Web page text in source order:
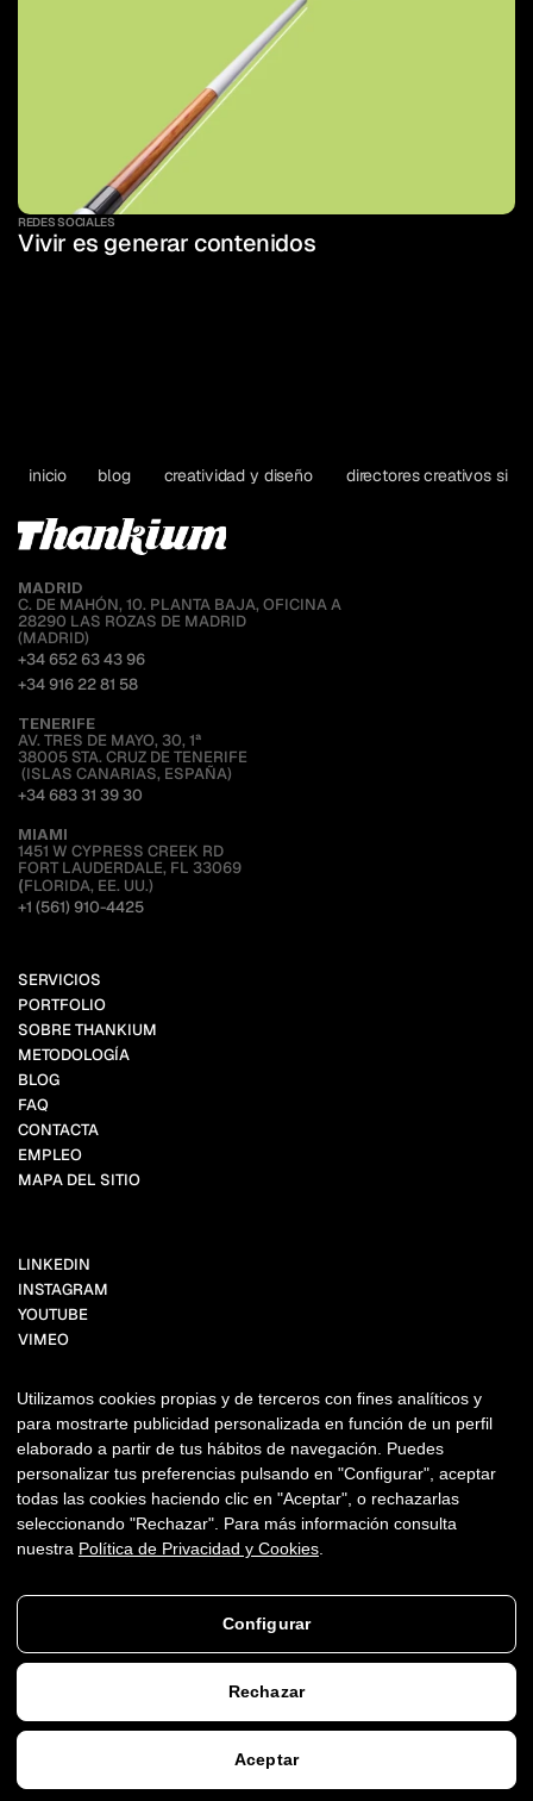
REDES SOCIALES
Vivir es generar contenidos
inicio blog creatividad y diseño directores creativos sin
AGENDAR VIDEOLLAMADA
MADRID
C. DE MAHÓN, 10. PLANTA BAJA, OFICINA A
28290 LAS ROZAS DE MADRID
(MADRID)
+34 652 63 43 96
+34 916 22 81 58
TENERIFE
AV. TRES DE MAYO, 30, 1ª
38005 STA. CRUZ DE TENERIFE
(ISLAS CANARIAS, ESPAÑA)
+34 683 31 39 30
MIAMI
1451 W CYPRESS CREEK RD
FORT LAUDERDALE, FL 33069
(FLORIDA, EE. UU.)
+1 (561) 910-4425
SERVICIOS
PORTFOLIO
SOBRE THANKIUM
METODOLOGÍA
BLOG
FAQ
CONTACTA
EMPLEO
MAPA DEL SITIO
LINKEDIN
INSTAGRAM
YOUTUBE
VIMEO
BEHANCE
X.COM
PINTEREST
NEWSLETTER
Copyright ©2011-2026 THANKIUM
DERECHOS DE AUTOR, MARCAS Y USOS.
Utilizamos cookies propias y de terceros con fines analíticos y
para mostrarte publicidad personalizada en función de un perfil
elaborado a partir de tus hábitos de navegación. Puedes
personalizar tus preferencias pulsando en "Configurar", aceptar
todas las cookies haciendo clic en "Aceptar", o rechazarlas
seleccionando "Rechazar". Para más información consulta
nuestra Política de Privacidad y Cookies
Configurar
Rechazar
Aceptar